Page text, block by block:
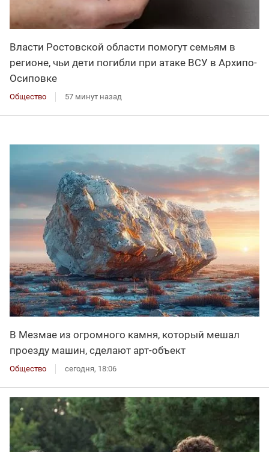
Власти Ростовской области помогут семьям в
регионе, чьи дети погибли при атаке ВСУ в Архипо-
Осиповке
Общество 57 минут назад
В Мезмае из огромного камня, который мешал
проезду машин, сделают арт-объект
Общество сегодня, 18:06